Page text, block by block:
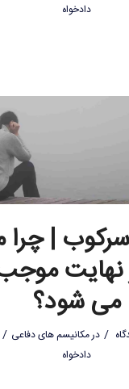
دادخواه
| چرا
نهایت
می شود؟
/ درمکانیسم های دفاعی /
دادخواه